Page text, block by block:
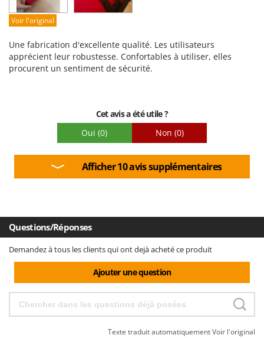
OMA
Omas
Ompagrill
Ooni
Partisani
Pramac
Prismafood
R
Rato
Reber
Facilité de montage
Voir l'original
Une fabrication d'excellente qualité. Les utilisateurs
apprécient leur robustesse. Confortables à utiliser, elles
procurent un sentiment de sécurité.
Cet avis a été utile ?
Oui (0) Non (0)
Afficher 10 avis supplémentaires
Questions/Réponses
Demandez à tous les clients qui ont dejà acheté ce produit
Ajouter une question
Texte traduit automatiquementVoir l'original